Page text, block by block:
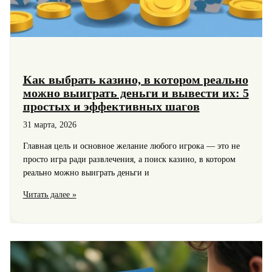
Как выбрать казино, в котором реально
можно выиграть деньги и вывести их: 5
простых и эффективных шагов
31 марта, 2026
Главная цель и основное желание любого игрока — это не
просто игра ради развлечения, а поиск казино, в котором
реально можно выиграть деньги и
Как
котором
реально
Читать далее »